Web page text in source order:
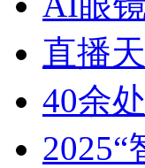
直播
40余
2025“